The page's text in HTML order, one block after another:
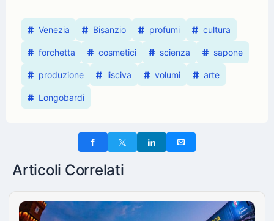
Venezia Bisanzio profumi cultura
forchetta cosmetici scienza sapone
produzione lisciva volumi arte
Longobardi
Articoli Correlati